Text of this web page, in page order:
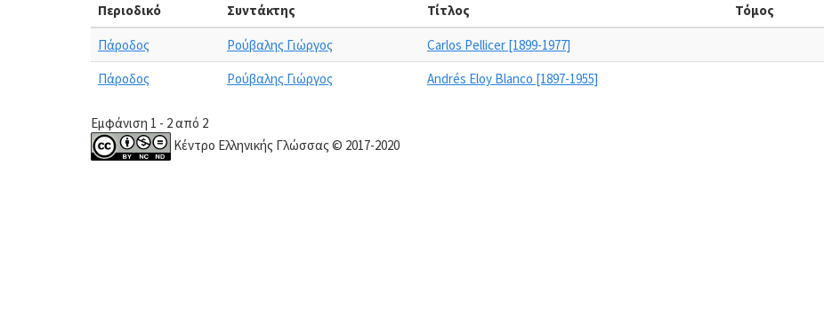
Περιοδικό Συντάκτης Τίτλος Τόμος
Πάροδος Ρούβαλης Γιώργος Carlos Pellicer [1899-1977]
Πάροδος
Ρούβαλης Γιώργος Andrés Eloy Blanco [1897-1955]
Εμφάνιση 1 - 2 από 2
Κέντρο Ελληνικής Γλώσσας © 2017-2020